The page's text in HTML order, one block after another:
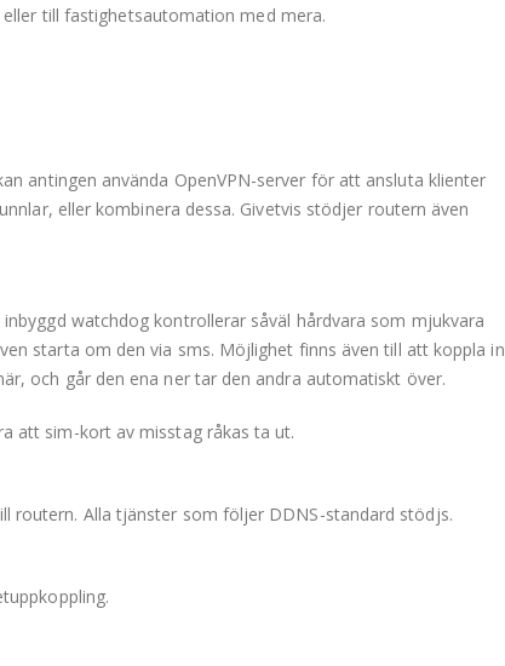
till fastighetsautomation med mera.
antingen använda OpenVPN-server för att ansluta klienter
eller kombinera dessa. Givetvis stödjer routern även
watchdog kontrollerar såväl hårdvara som mjukvara
starta om den via sms. Möjlighet finns även till att koppla in
och går den ena ner tar den andra automatiskt över.
att sim-kort av misstag råkas ta ut.
routern. Alla tjänster som följer DDNS-standard stödjs.